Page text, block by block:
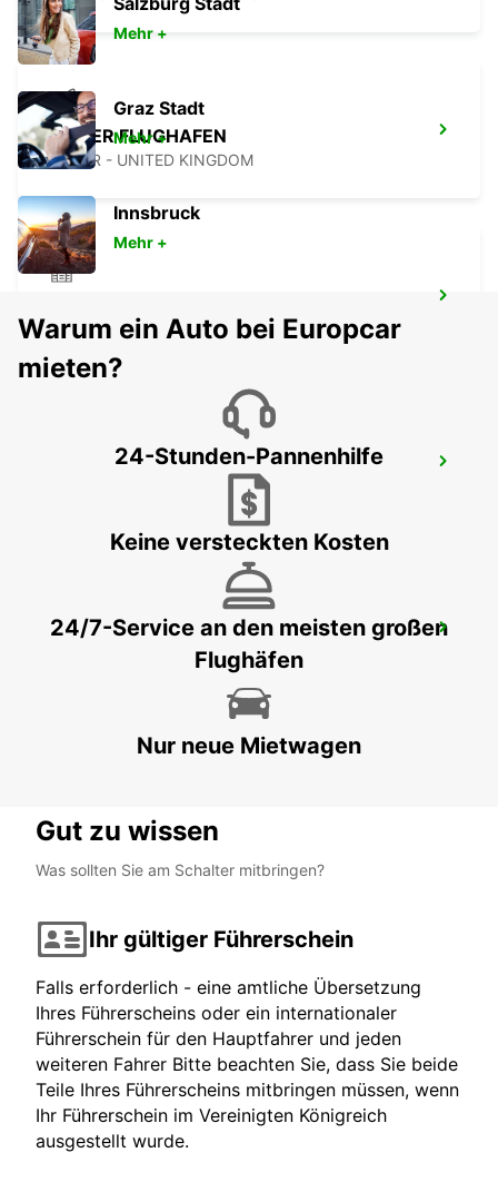
EXETER FLUGHAFEN
EXETER - UNITED KINGDOM
BOURNEMOUTH - UNITED KINGDOM
SWANSEA STADT
SWANSEA - UNITED KINGDOM
SOUTHAMPTON FLUGHAFEN
SOUTHAMPTON - UNITED KINGDOM
Mehr +
Graz Stadt
Mehr +
Innsbruck
Mehr +
Warum ein Auto bei Europcar
mieten?
24-Stunden-Pannenhilfe
Keine versteckten Kosten
24/7-Service an den meisten großen
Flughäfen
Nur neue Mietwagen
Gut zu wissen
Was sollten Sie am Schalter mitbringen?
Ihr gültiger Führerschein
Falls erforderlich - eine amtliche Übersetzung
Ihres Führerscheins oder ein internationaler
Führerschein für den Hauptfahrer und jeden
weiteren Fahrer Bitte beachten Sie, dass Sie beide
Teile Ihres Führerscheins mitbringen müssen, wenn
Ihr Führerschein im Vereinigten Königreich
ausgestellt wurde.